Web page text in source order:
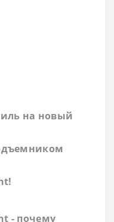
на новый
- почему